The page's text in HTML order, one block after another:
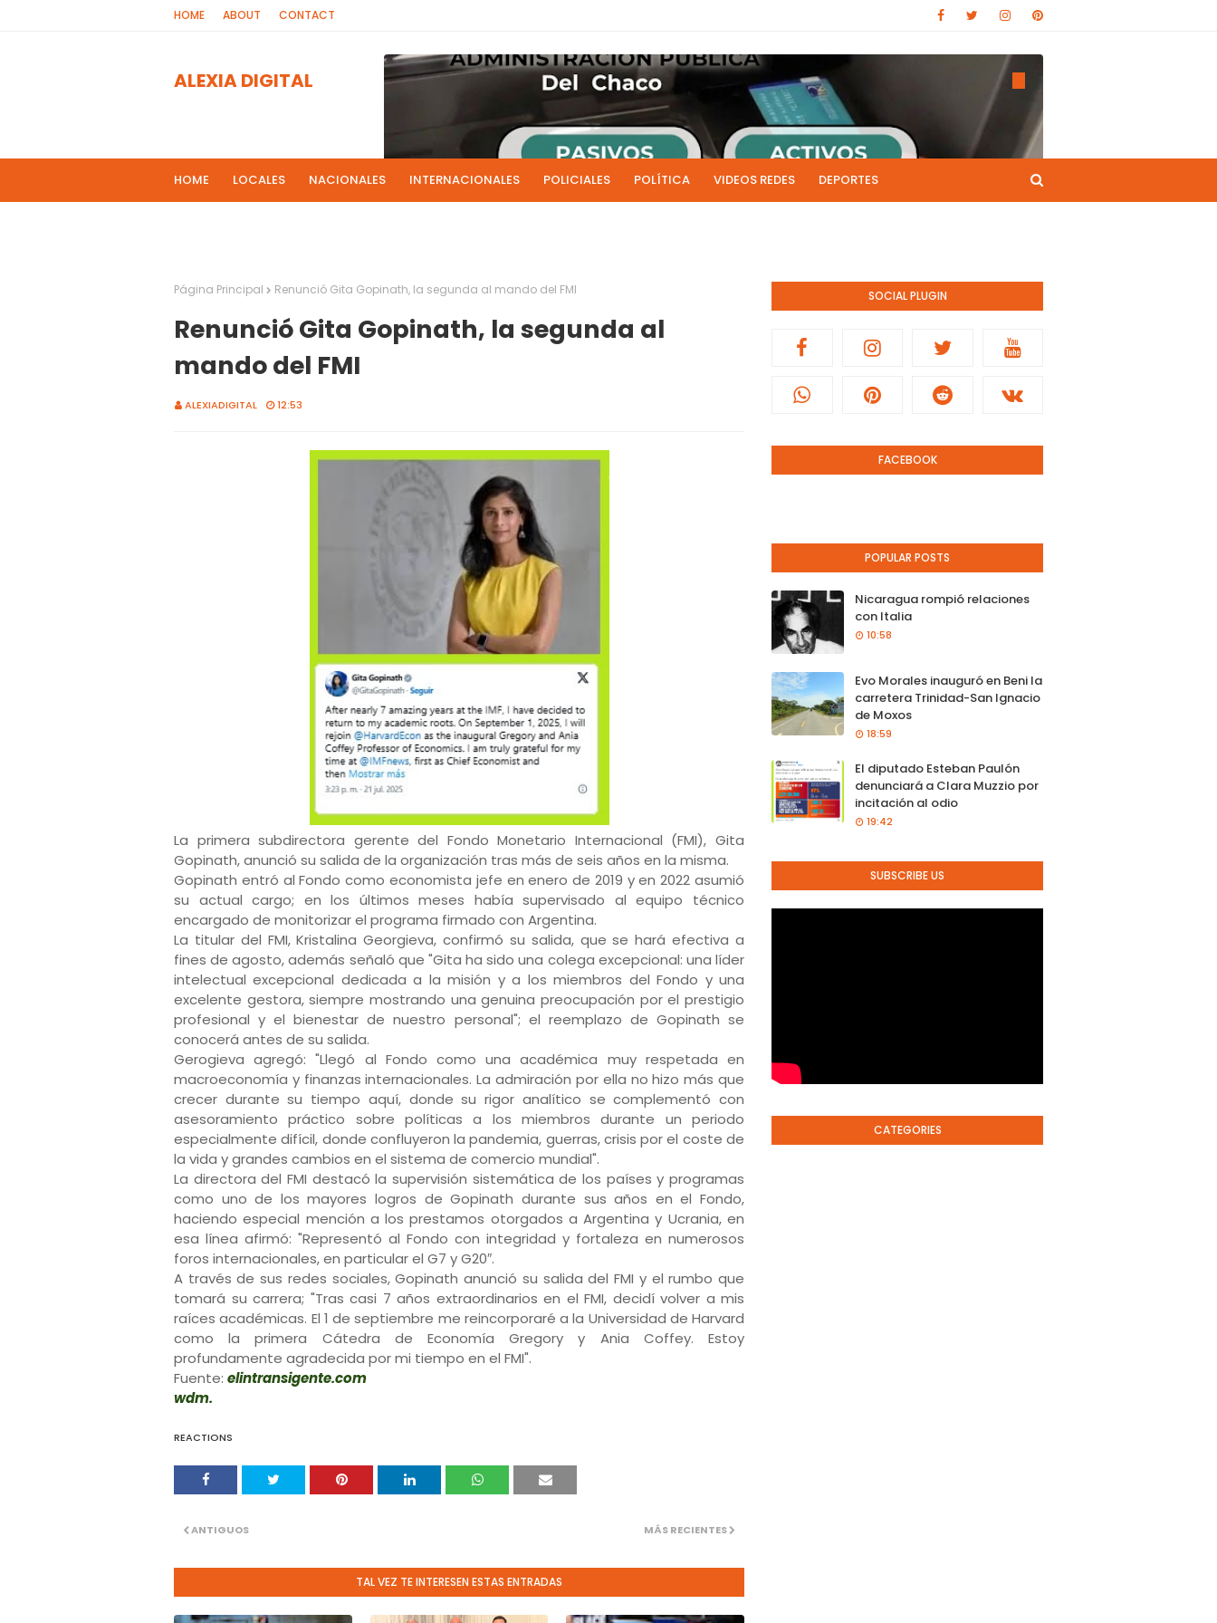
HOME ABOUT CONTACT
ALEXIA DIGITAL
HOME LOCALES NACIONALES INTERNACIONALES POLICIALES POLÍTICA VIDEOS REDES DEPORTES
Página Principal Renunció Gita Gopinath, la segunda al mando del FMI
Renunció Gita Gopinath, la segunda al
mando del FMI
ALEXIADIGITAL 12:53
La primera subdirectora gerente del Fondo Monetario Internacional (FMI), Gita
Gopinath, anunció su salida de la organización tras más de seis años en la misma.
Gopinath entró al Fondo como economista jefe en enero de 2019 y en 2022 asumió
su actual cargo; en los últimos meses había supervisado al equipo técnico
encargado de monitorizar el programa firmado con Argentina.
La titular del FMI, Kristalina Georgieva, confirmó su salida, que se hará efectiva a
fines de agosto, además señaló que "Gita ha sido una colega excepcional: una líder
intelectual excepcional dedicada a la misión y a los miembros del Fondo y una
excelente gestora, siempre mostrando una genuina preocupación por el prestigio
profesional y el bienestar de nuestro personal"; el reemplazo de Gopinath se
conocerá antes de su salida.
Gerogieva agregó: "Llegó al Fondo como una académica muy respetada en
macroeconomía y finanzas internacionales. La admiración por ella no hizo más que
crecer durante su tiempo aquí, donde su rigor analítico se complementó con
asesoramiento práctico sobre políticas a los miembros durante un periodo
especialmente difícil, donde confluyeron la pandemia, guerras, crisis por el coste de
la vida y grandes cambios en el sistema de comercio mundial".
La directora del FMI destacó la supervisión sistemática de los países y programas
como uno de los mayores logros de Gopinath durante sus años en el Fondo,
haciendo especial mención a los prestamos otorgados a Argentina y Ucrania, en
esa línea afirmó: "Representó al Fondo con integridad y fortaleza en numerosos
foros internacionales, en particular el G7 y G20″.
A través de sus redes sociales, Gopinath anunció su salida del FMI y el rumbo que
tomará su carrera; "Tras casi 7 años extraordinarios en el FMI, decidí volver a mis
raíces académicas. El 1 de septiembre me reincorporaré a la Universidad de Harvard
como la primera Cátedra de Economía Gregory y Ania Coffey. Estoy
profundamente agradecida por mi tiempo en el FMI".
Fuente: elintransigente.com
wdm.
REACTIONS
MÁS RECIENTES
ANTIGUOS
TAL VEZ TE INTERESEN ESTAS ENTRADAS
SOCIAL PLUGIN
FACEBOOK
POPULAR POSTS
Nicaragua rompió relaciones
con Italia
10:58
Evo Morales inauguró en Beni la
carretera Trinidad-San Ignacio
de Moxos
18:59
El diputado Esteban Paulón
denunciará a Clara Muzzio por
incitación al odio
19:42
SUBSCRIBE US
CATEGORIES